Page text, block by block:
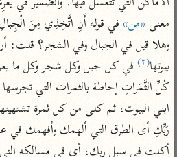
جمع الأقوال
تفسير ابن الجوزي
تفسير الماوردي
منتقاة
تفسير ابن القيم
تفسير ابن تيمية
تفسير الرازي
أخرى
أضواء البيان
نظم الدرر
معنى «من»
بيوتها(٢)
كُلِّ الثَّمَراتِ إحاطة بالثمرات التي